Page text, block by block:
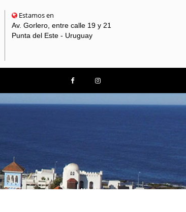
Estamos en
Av. Gorlero, entre calle 19 y 21
Punta del Este - Uruguay